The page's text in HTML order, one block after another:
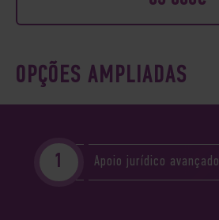
OPÇÕES AMPLIADAS
Apoio jurídico avançado